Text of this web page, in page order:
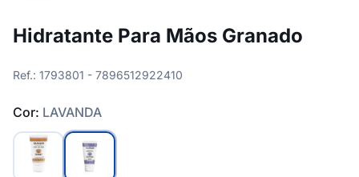
Hidratante Para Mãos Granado
Ref.: 1793801 - 7896512922410
Cor: LAVANDA